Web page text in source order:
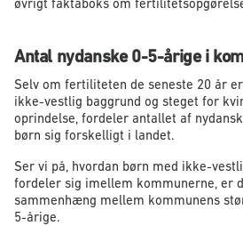
øvrigt faktaboks om
Antal nydanske 0-5-årige i
Selv om fertiliteten de seneste 20 år
ikke-vestlig baggrund og steget for
oprindelse, fordeler antallet af
børn sig forskelligt i landet.
Ser vi på, hvordan børn med ikke-
fordeler sig imellem kommunerne, er
sammenhæng mellem kommunens
5-årige.